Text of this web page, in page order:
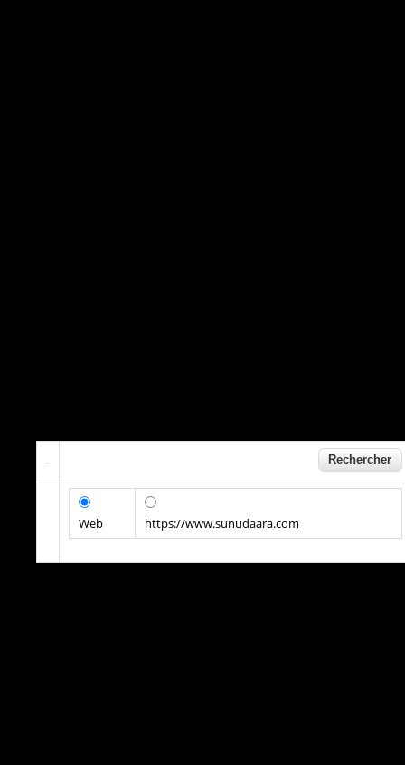
Web https://www.sunudaara.com